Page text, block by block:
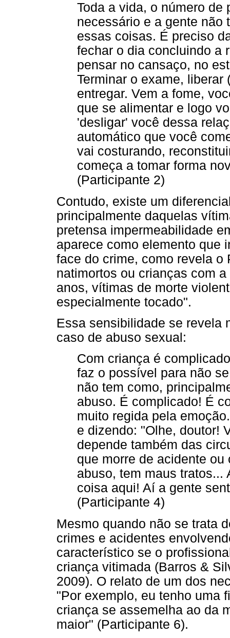
Toda a vida, o número
necessário e a gente não
essas coisas. É preciso
fechar o dia concluindo a
pensar no cansaço, no
Terminar o exame,
entregar. Vem a fome,
que se alimentar e logo
'desligar' você dessa
automático que você
vai costurando,
começa a tomar forma
(Participante 2)
Contudo, existe um
principalmente daquelas
pretensa impermeabilidade
aparece como elemento que
face do crime, como revela o
natimortos ou crianças com
anos, vítimas de morte
especialmente tocado".
Essa sensibilidade se revela
caso de abuso sexual:
Com criança é
faz o possível para não
não tem como,
abuso. É complicado! É
muito regida pela
e dizendo: "Olhe, doutor!
depende também das
que morre de acidente
abuso, tem maus tratos...
coisa aqui! Aí a gente
(Participante 4)
Mesmo quando não se trata
crimes e acidentes
característico se o
criança vitimada (Barros &
2009). O relato de um dos
"Por exemplo, eu tenho uma
criança se assemelha ao da
maior" (Participante 6).